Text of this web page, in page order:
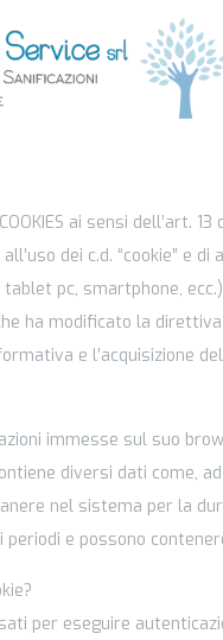
ai sensi dell’art.
dei c.d. “cookie” e
tablet pc, smartphone,
ha modificato la
e l’acquisizione
immesse sul suo
diversi dati come,
nel sistema per la
periodi e possono
per eseguire